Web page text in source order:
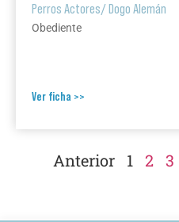
Perros Actores/Dogo Alemán
Obediente
Ver ficha >>
Anterior 1 2 3